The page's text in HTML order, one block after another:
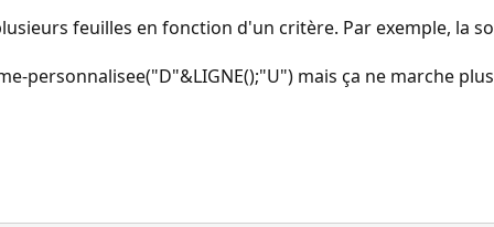
feuilles en fonction d'un critère. Par exemple, la
personnalisee("D"&LIGNE();"U") mais ça ne marche